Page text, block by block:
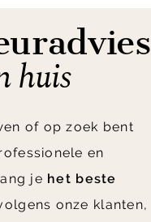
huis
of op zoek bent
en
je het beste
onze klanten,